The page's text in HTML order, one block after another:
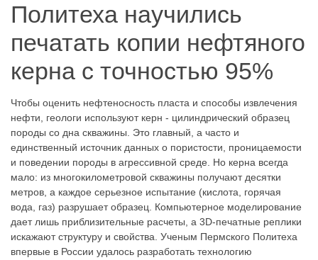
Политеха научились
печатать копии нефтяного
керна с точностью 95%
Чтобы оценить нефтеносность пласта и способы извлечения
нефти, геологи используют керн - цилиндрический образец
породы со дна скважины. Это главный, а часто и
единственный источник данных о пористости, проницаемости
и поведении породы в агрессивной среде. Но керна всегда
мало: из многокилометровой скважины получают десятки
метров, а каждое серьезное испытание (кислота, горячая
вода, газ) разрушает образец. Компьютерное моделирование
дает лишь приблизительные расчеты, а 3D-печатные реплики
искажают структуру и свойства. Ученым Пермского Политеха
впервые в России удалось разработать технологию